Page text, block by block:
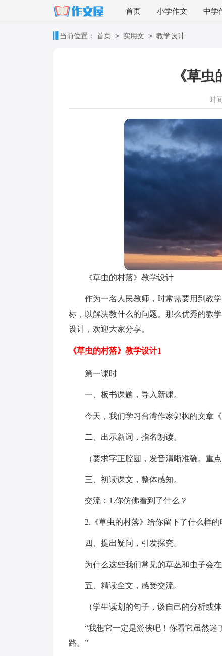
首页 小学作文 中学
当前位置： 首页 > 实用文 > 教学设计
《草
时
《草虫的村落》教学设计
作为一名人民教师，时常需要用到教
标，以解决教什么的问题。那么优秀的教
设计，欢迎大家分享。
《草虫的村落》教学设计1
第一课时
一、板书课题，导入新课。
今天，我们学习台湾作家郭枫的文章《
二、出示新词，指名朗读。
（要求字正腔圆，发音清晰准确。重
三、初读课文，整体感知。
交流：1.你仿佛看到了什么？
2.《草虫的村落》给你留下了什么样的
四、提出疑问，引发探究。
为什么这些我们常见的草丛和虫子会
五、精读全文，感受交流。
（学生读划的句子，谈自己的分析或
“我想它一定是游侠吧！你看它虽然
路。”